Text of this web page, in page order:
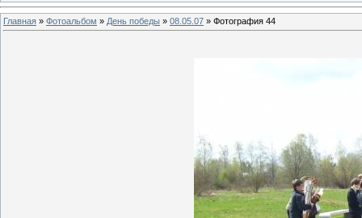
Главная » Фотоальбом » День победы » 08.05.07 » Фотография 44